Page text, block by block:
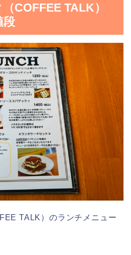
COFFEE TALK）
段
TALK）のランチメニュー